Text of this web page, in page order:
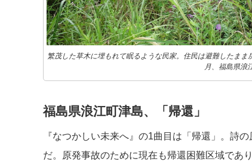
繁茂した草木に埋もれて眠るような民家。住民は避難したま
月、福島県浪
福島県浪江町津島、「帰還」
『なつかしい未来へ』の1曲目は「帰還」。詩
だ。原発事故のために現在も帰還困難区域であ